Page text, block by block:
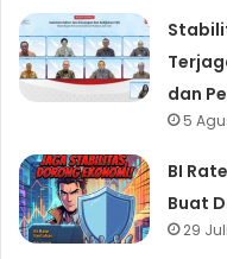
dan
5
BI
Buat
29